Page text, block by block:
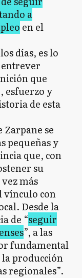
a
en el
días, es lo
que
esfuerzo y
de esta
Zarpane se
pequeñas y
que, con
su
más
vínculo con
Desde la
de “seguir
”, a las
fundamental
producción
regionales”.